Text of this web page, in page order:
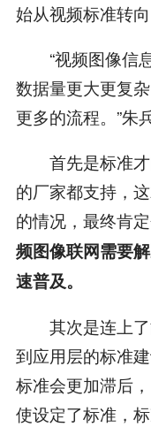
始从视频标准转
“视频图像信息
数据量更大更复
更多的流程。”朱
首先是标准才
的厂家都支持，
的情况，最终肯
频图像联网需要
速普及。
其次是连上了
到应用层的标准
标准会更加滞后
使设定了标准，